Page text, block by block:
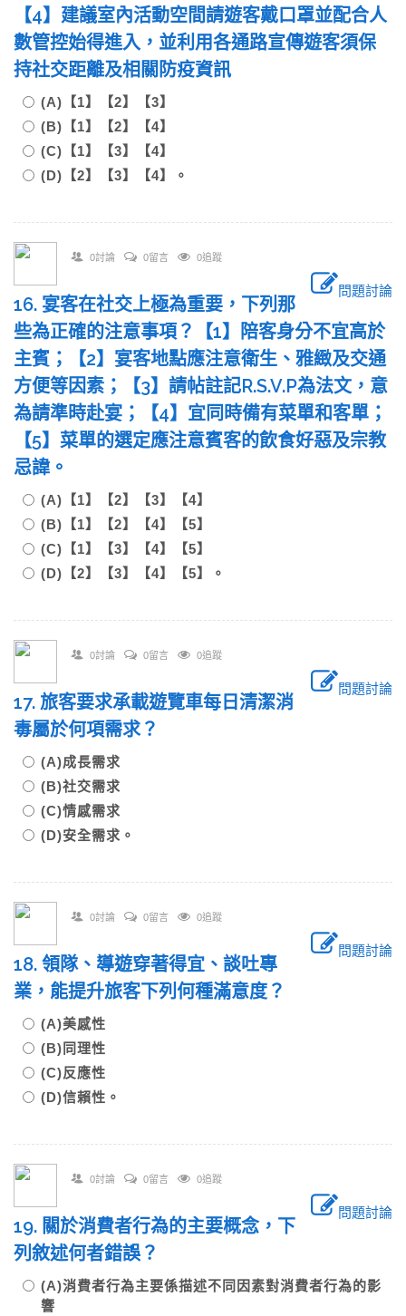
【4】建議室內活動空間請遊客戴口罩並配合人
數管控始得進入，並利用各通路宣傳遊客須保
持社交距離及相關防疫資訊
(A)【1】【2】【3】
(B)【1】【2】【4】
(C)【1】【3】【4】
(D)【2】【3】【4】。
0討論 0留言 0追蹤
問題討論
16. 宴客在社交上極為重要，下列那
些為正確的注意事項？【1】陪客身分不宜高於
主賓；【2】宴客地點應注意衛生、雅緻及交通
方便等因素；【3】請帖註記R.S.V.P為法文，意
為請準時赴宴；【4】宜同時備有菜單和客單；
【5】菜單的選定應注意賓客的飲食好惡及宗教
忌諱。
(A)【1】【2】【3】【4】
(B)【1】【2】【4】【5】
(C)【1】【3】【4】【5】
(D)【2】【3】【4】【5】。
0討論 0留言 0追蹤
問題討論
17. 旅客要求承載遊覽車每日清潔消
毒屬於何項需求？
(A)成長需求
(B)社交需求
(C)情感需求
(D)安全需求。
0討論 0留言 0追蹤
問題討論
18. 領隊、導遊穿著得宜、談吐專
業，能提升旅客下列何種滿意度？
(A)美感性
(B)同理性
(C)反應性
(D)信賴性。
0討論 0留言 0追蹤
問題討論
19. 關於消費者行為的主要概念，下
列敘述何者錯誤？
(A)消費者行為主要係描述不同因素對消費者行為的影
響